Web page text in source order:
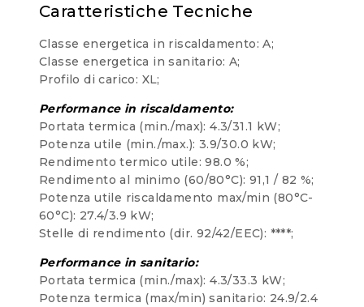
Caratteristiche Tecniche
Classe energetica in riscaldamento: A;
Classe energetica in sanitario: A;
Profilo di carico: XL;
Performance in riscaldamento:
Portata termica (min./max): 4.3/31.1 kW;
Potenza utile (min./max.): 3.9/30.0 kW;
Rendimento termico utile: 98.0 %;
Rendimento al minimo (60/80°C): 91,1 / 82 %;
Potenza utile riscaldamento max/min (80°C-
60°C): 27.4/3.9 kW;
Stelle di rendimento (dir. 92/42/EEC): ****;
Performance in sanitario:
Portata termica (min./max): 4.3/33.3 kW;
Potenza termica (max/min) sanitario: 24.9/2.4